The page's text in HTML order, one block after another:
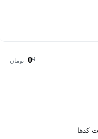
0
0 تومان